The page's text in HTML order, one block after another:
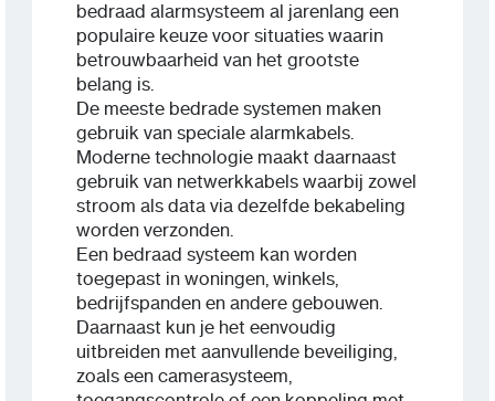
bedraad alarmsysteem al jarenlang een
populaire keuze voor situaties waarin
betrouwbaarheid van het grootste
belang is.
De meeste bedrade systemen maken
gebruik van speciale alarmkabels.
Moderne technologie maakt daarnaast
gebruik van netwerkkabels waarbij zowel
stroom als data via dezelfde bekabeling
worden verzonden.
Een bedraad systeem kan worden
toegepast in woningen, winkels,
bedrijfspanden en andere gebouwen.
Daarnaast kun je het eenvoudig
uitbreiden met aanvullende beveiliging,
zoals een camerasysteem,